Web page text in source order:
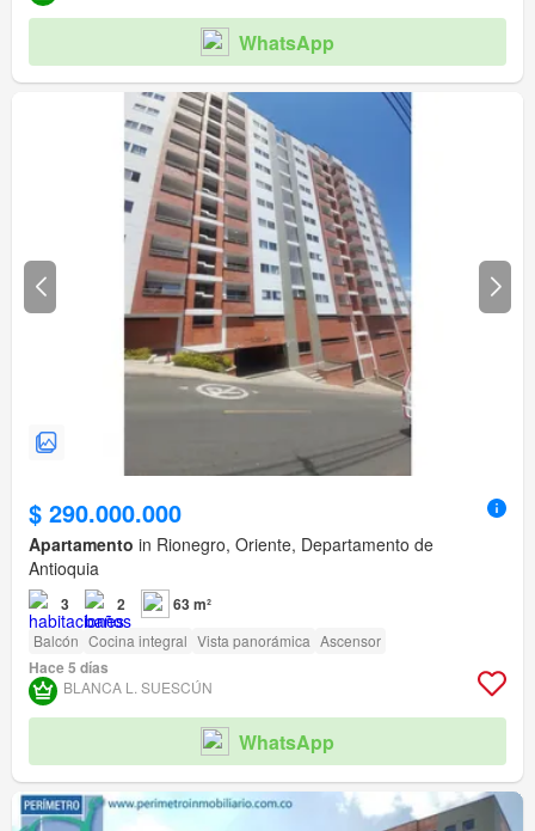
WhatsApp
$ 290.000.000
Apartamento in Rionegro, Oriente, Departamento de
Antioquia
3 2 63 m²
Balcón Cocina integral Vista panorámica Ascensor
Hace 5 días
BLANCA L. SUESCÚN
WhatsApp